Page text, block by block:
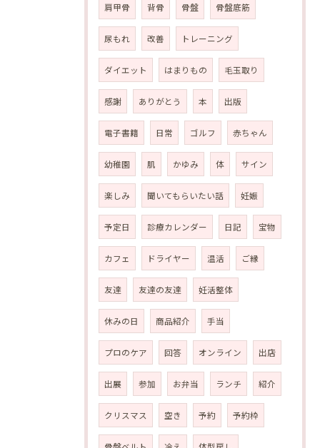
肩甲骨 背骨 骨盤 骨盤底筋
尿もれ 改善 トレーニング
ダイエット はまりもの 毛玉取り
感謝 ありがとう 本 出版
電子書籍 日常 ゴルフ 赤ちゃん
幼稚園 肌 かゆみ 体 サイン
楽しみ 聞いてもらいたい話 妊娠
予定日 診療カレンダー 日記 宝物
カフェ ドライヤー 温活 ご縁
友達 友達の友達 妊活整体
休みの日 商品紹介 手当
プロのケア 回答 オンライン 出店
出展 参加 お弁当 ランチ 紹介
クリスマス 空き 予約 予約枠